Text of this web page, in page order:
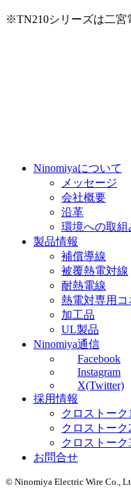
※TN210シリーズは二宮
Ninomiyaについて
メッセージ
会社概要
沿革
環境への取組
製品情報
補償導線
被覆熱電対線
耐熱電線
熱電対専用コ
加工品
UL製品
Ninomiya通信
Facebook
Instagram
X(Twitter)
採用情報
クロストーク1
クロストーク
クロストーク
お問合せ
© Ninomiya Electric Wire Co.,